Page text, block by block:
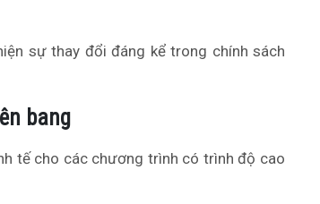
sự thay đổi đáng kể trong chính sách
bang
tế cho các chương trình có trình độ cao